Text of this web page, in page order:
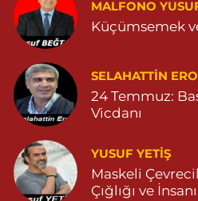
GÜL MAHALLESİ VATAN CADDE
0 (482) 591 25 17 Yol Tarifi Al
Dara Eczanesi
NUR MAHALLESİ VALİ OZAN
DEVLET HASTANESİ KARŞISI
04822125304
0 (482) 212 53 04 Yol Tarifi Al
Özdemir Eczanesi
MALFONO
Küçümsemek
SELAHATTIN
24 Temmuz:
Vicdanı
YUSUF YETİŞ
Maskeli
Çığlığı ve